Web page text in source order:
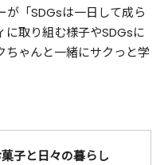
が「SDGsは一日して成ら
に取り組む様子やSDGsに
ちゃんと一緒にサクっと学
子と日々の暮らし